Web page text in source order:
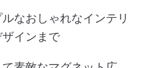
なおしゃれなインテリ
インまで